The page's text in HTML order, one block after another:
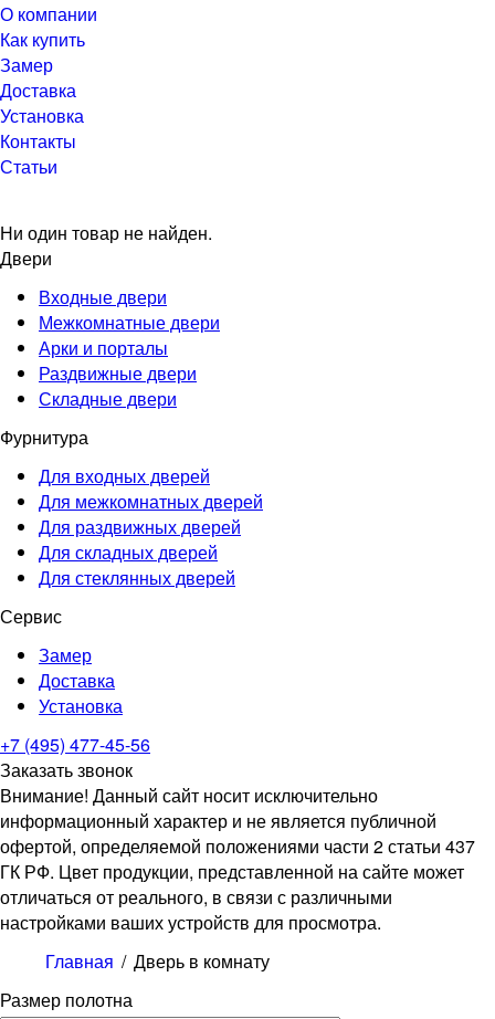
О компании
Как купить
Замер
Доставка
Установка
Контакты
Статьи
Ни один товар не найден.
Двери
Входные двери
Межкомнатные двери
Арки и порталы
Раздвижные двери
Складные двери
Фурнитура
Для входных дверей
Для межкомнатных дверей
Для раздвижных дверей
Для складных дверей
Для стеклянных дверей
Сервис
Замер
Доставка
Установка
+7 (495) 477-45-56
Заказать звонок
Внимание! Данный сайт носит исключительно
информационный характер и не является публичной
офертой, определяемой положениями части 2 статьи 437
ГК РФ. Цвет продукции, представленной на сайте может
отличаться от реального, в связи с различными
настройками ваших устройств для просмотра.
Главная / Дверь в комнату
Размер полотна